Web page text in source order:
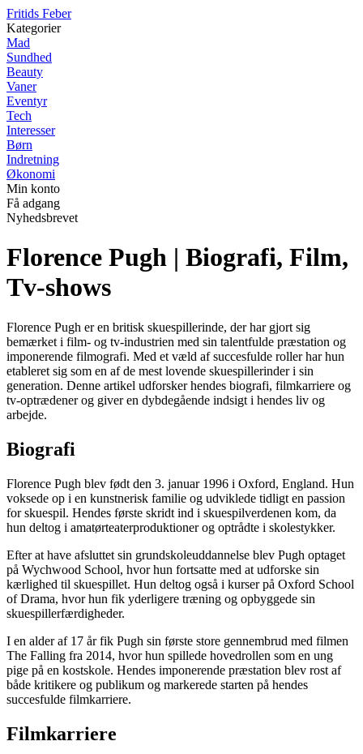
Fritids Feber
Kategorier
Mad
Sundhed
Beauty
Vaner
Eventyr
Tech
Interesser
Børn
Indretning
Økonomi
Min konto
Få adgang
Nyhedsbrevet
Florence Pugh | Biografi, Film,
Tv-shows
Florence Pugh er en britisk skuespillerinde, der har gjort sig
bemærket i film- og tv-industrien med sin talentfulde præstation og
imponerende filmografi. Med et væld af succesfulde roller har hun
etableret sig som en af de mest lovende skuespillerinder i sin
generation. Denne artikel udforsker hendes biografi, filmkarriere og
tv-optrædener og giver en dybdegående indsigt i hendes liv og
arbejde.
Biografi
Florence Pugh blev født den 3. januar 1996 i Oxford, England. Hun
voksede op i en kunstnerisk familie og udviklede tidligt en passion
for skuespil. Hendes første skridt ind i skuespilverdenen kom, da
hun deltog i amatørteaterproduktioner og optrådte i skolestykker.
Efter at have afsluttet sin grundskoleuddannelse blev Pugh optaget
på Wychwood School, hvor hun fortsatte med at udforske sin
kærlighed til skuespillet. Hun deltog også i kurser på Oxford School
of Drama, hvor hun fik yderligere træning og opbyggede sin
skuespillerfærdigheder.
I en alder af 17 år fik Pugh sin første store gennembrud med filmen
The Falling fra 2014, hvor hun spillede hovedrollen som en ung
pige på en kostskole. Hendes imponerende præstation blev rost af
både kritikere og publikum og markerede starten på hendes
succesfulde filmkarriere.
Filmkarriere